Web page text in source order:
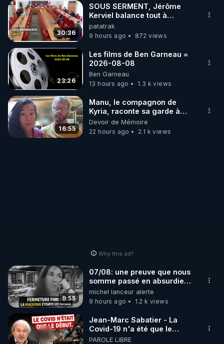
30:36
SOUS SERMENT, Jérôme
Kerviel balance tout à
l'Assemblée !
patatrak
9 hours ago
872 views
23:26
Les films de Ben Garneau =
2026-08-08
Ben Garneau
13 hours ago
1.3 k views
16:55
Manu, le compagnon de
Kyria, raconte sa garde à
vue musclée. PARTAGEZ!
Devoir de Mémoire
22 hours ago
2.1 k views
Why this ad?
9:55
07/08: une preuve que nous
somme passé en absurdie
une dictature qui veut faire
taire ses opposant !
michel lanceur alerte
9 hours ago
1.2 k views
Jean-Marc Sabatier - La
Covid-19 n'a été que le
début - L'ARNm & l'ARNm-aa
PAROLE LIBRE